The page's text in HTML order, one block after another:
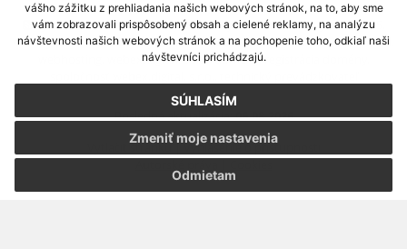
vášho zážitku z prehliadania našich webových stránok, na to, aby sme
vám zobrazovali prispôsobený obsah a cielené reklamy, na analýzu
návštevnosti našich webových stránok a na pochopenie toho, odkiaľ naši
návštevníci prichádzajú.
SÚHLASÍM
Odmietam
Zmeniť moje nastavenia
využite možnosť získavania aktuálnych informácií s využitím RSS
CMS systém (redakčný) systém ECHELON 2,Mapa stránok,web portál
webex.digital, s.r.o.,domény,registrácia domény
Posledná aktualizácia:06.08.2026
Vytlačiť stránku|Vyhlásenie o prístupnosti